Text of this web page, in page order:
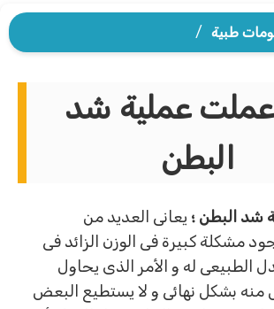
طبية /
عملية شد
البطن
شد البطن ؛ يعانى العديد من
مشكلة كبيرة فى الوزن الزائد فى
الطبيعى له و الأمر الذى يحاول
منه بشكل نهائى و لا يستطيع البعض